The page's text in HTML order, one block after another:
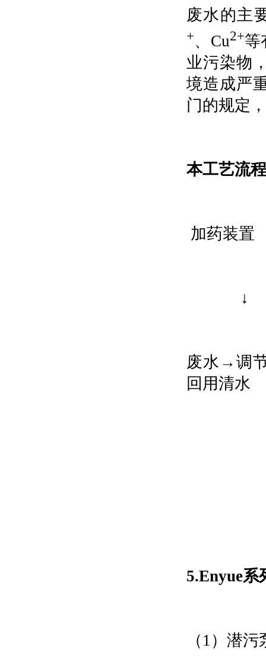
废水的主
+、Cu2+等
业污染物
境造成严
本工艺流
加药装置
废水 → 调
回用清水
5.Enyue
（1 ）潜污